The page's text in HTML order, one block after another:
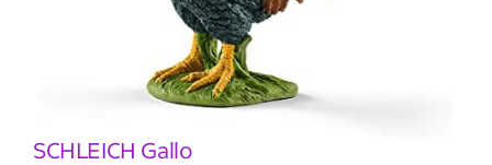
SCHLEICH Gallo